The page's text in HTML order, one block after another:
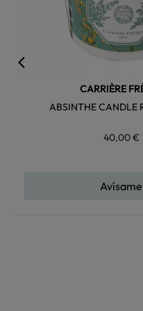
CARRIÈRE
ABSINTHE CANDLE
40,00 €
Avísame